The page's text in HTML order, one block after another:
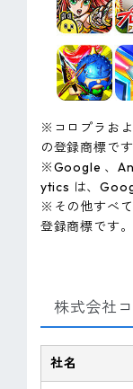
※コロプラお
の登録商標です
※Google 、
ytics は、
※その他すべ
登録商標です。
株式会社
社名